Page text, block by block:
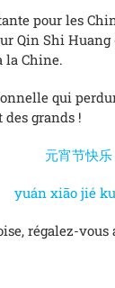
pour les
Qin Shi
la Chine.
qui
grands !
元宵节快乐
yuán xiāo jié
régalez-vous